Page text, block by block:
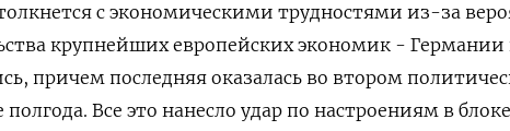
с экономическими трудностями из-за
крупнейших европейских экономик - Германии
причем последняя оказалась во втором
Все это нанесло удар по настроениям в